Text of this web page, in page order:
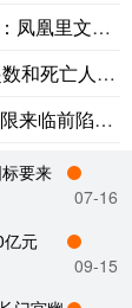
园打造沉浸
亡人数 “双
前陷入僵局
要来
07-16
亿元
09-15